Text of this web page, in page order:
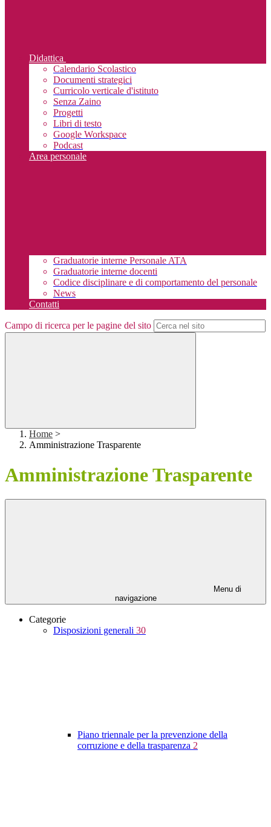
Didattica
Calendario Scolastico
Documenti strategici
Curricolo verticale d'istituto
Senza Zaino
Progetti
Libri di testo
Google Workspace
Podcast
Area personale
Graduatorie interne Personale ATA
Graduatorie interne docenti
Codice disciplinare e di comportamento del personale
News
Contatti
Campo di ricerca per le pagine del sito
Home >
Amministrazione Trasparente
Amministrazione Trasparente
Menu di
navigazione
Categorie
Disposizioni generali 30
Piano triennale per la prevenzione della
corruzione e della trasparenza 2